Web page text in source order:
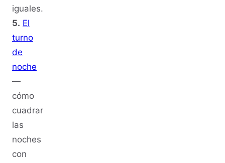
iguales.
5. El
turno
de
noche
—
cómo
cuadrar
las
noches
con